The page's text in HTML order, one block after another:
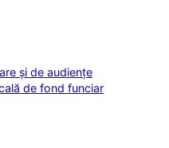
și de audiențe
de fond funciar